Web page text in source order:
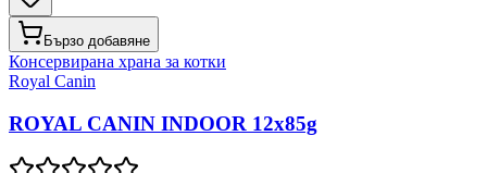
Бързо добавяне
Консервирана храна за котки
Royal Canin
ROYAL CANIN INDOOR 12x85g